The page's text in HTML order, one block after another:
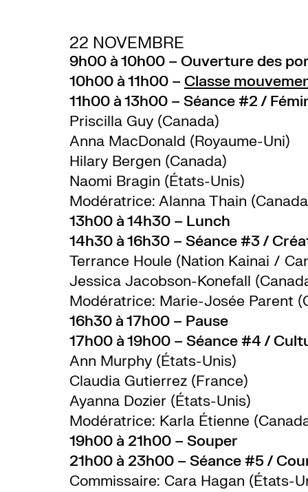
22 NOVEMBRE
9h00 à 10h00 – Ouverture des
10h00 à 11h00 – Classe
11h00 à 13h00 – Séance #2 /
Priscilla Guy (Canada)
Anna MacDonald (Royaume-Uni)
Hilary Bergen (Canada)
Naomi Bragin (États-Unis)
Modératrice: Alanna Thain
13h00 à 14h30 – Lunch
14h30 à 16h30 – Séance #3 /
Terrance Houle (Nation Kainai /
Jessica Jacobson-Konefall
Modératrice: Marie-Josée Parent
16h30 à 17h00 – Pause
17h00 à 19h00 – Séance #4 /
Ann Murphy (États-Unis)
Claudia Gutierrez (France)
Ayanna Dozier (États-Unis)
Modératrice: Karla Étienne
19h00 à 21h00 – Souper
21h00 à 23h00 – Séance #5 /
Commissaire: Cara Hagan (États-